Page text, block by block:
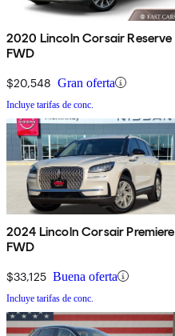
2020 Lincoln Corsair Reserve
FWD
$20,548 Gran oferta
Incluye tarifas de conc.
2024 Lincoln Corsair Premiere
FWD
$33,125 Buena oferta
Incluye tarifas de conc.